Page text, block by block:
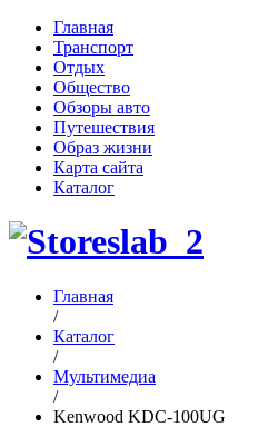
Главная
Транспорт
Отдых
Общество
Обзоры авто
Путешествия
Образ жизни
Карта сайта
Каталог
Главная
/
Каталог
/
Мультимедиа
/
Kenwood KDC-100UG